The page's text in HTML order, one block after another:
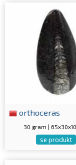
orthoceras
30 gram |
se produkt